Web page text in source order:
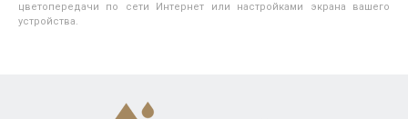
цветопередачи по сети Интернет или настройками экрана вашего
устройства.